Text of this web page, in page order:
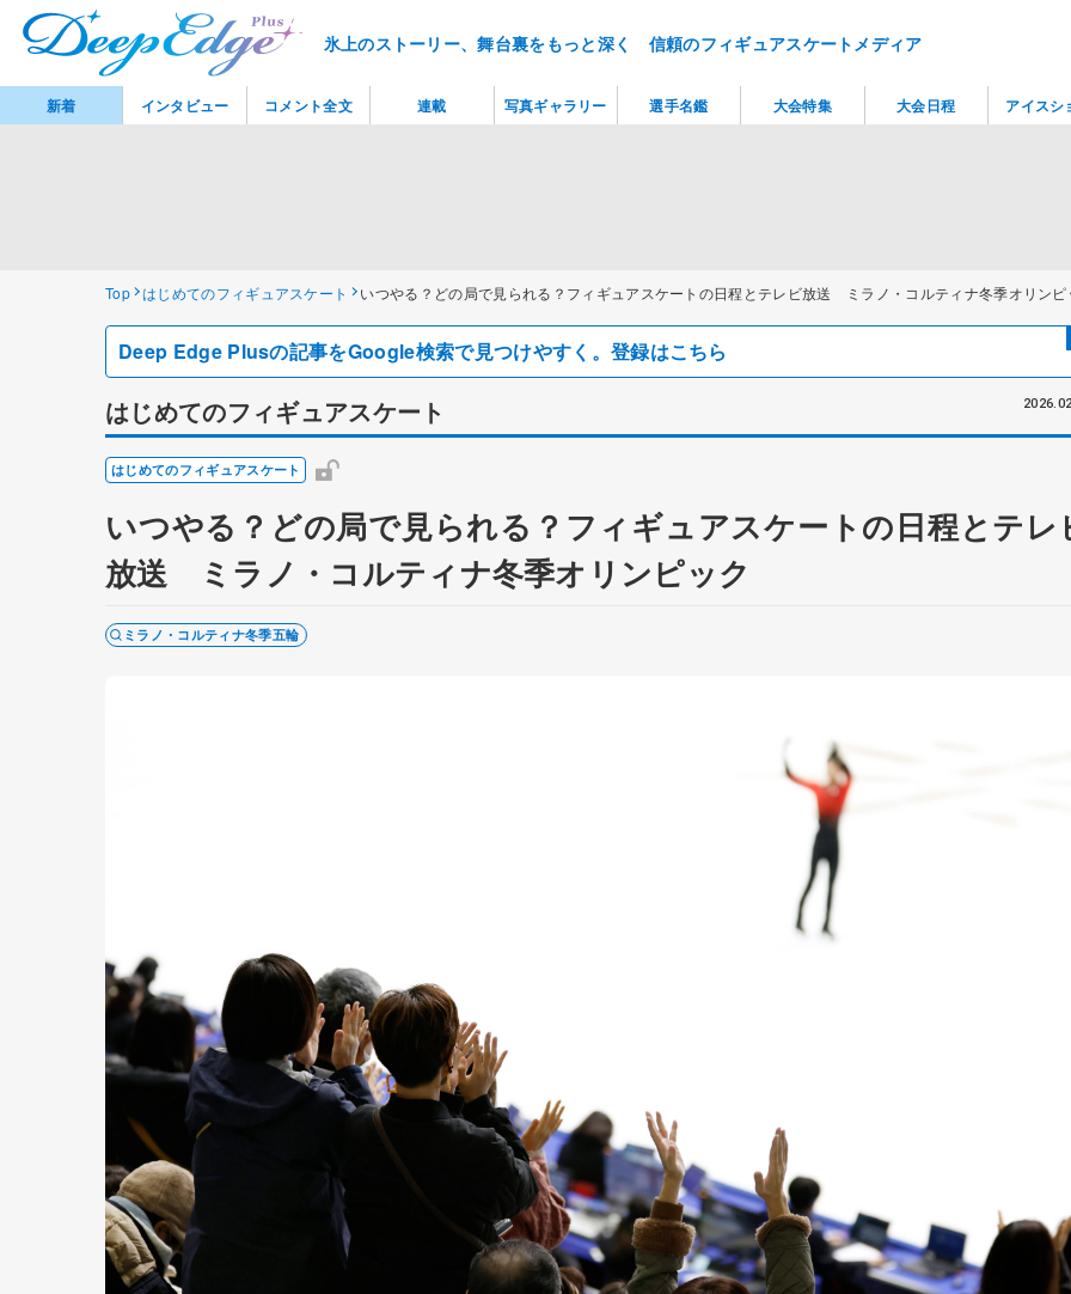
氷上のストーリー、舞台裏をもっと深く 信頼のフィギュアスケートメディア
Top はじめてのフィギュアスケート いつやる？どの局で見られる？フィギュアスケートの日程とテレビ放送 ミラノ・コルティナ冬季オリンピ
Deep Edge Plusの記事をGoogle検索で見つけやすく。登録はこちら
はじめてのフィギュアスケート
はじめてのフィギュアスケート
いつやる？どの局で見られる？フィギュアスケートの日程とテレ
放送 ミラノ・コルティナ冬季オリンピック
ミラノ・コルティナ冬季五輪
新着 インタビュー コメント全文 連載 写真ギャラリー 選手名鑑 大会特集 大会日程 アイスシ